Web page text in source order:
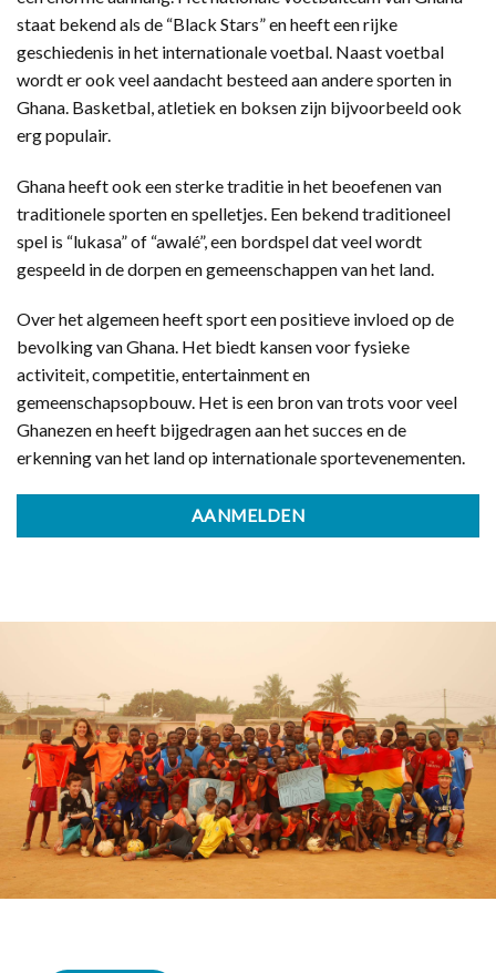
staat bekend als de “Black Stars” en heeft een rijke
geschiedenis in het internationale voetbal. Naast voetbal
wordt er ook veel aandacht besteed aan andere sporten in
Ghana. Basketbal, atletiek en boksen zijn bijvoorbeeld ook
erg populair.
Ghana heeft ook een sterke traditie in het beoefenen van
traditionele sporten en spelletjes. Een bekend traditioneel
spel is “lukasa” of “awalé”, een bordspel dat veel wordt
gespeeld in de dorpen en gemeenschappen van het land.
Over het algemeen heeft sport een positieve invloed op de
bevolking van Ghana. Het biedt kansen voor fysieke
activiteit, competitie, entertainment en
gemeenschapsopbouw. Het is een bron van trots voor veel
Ghanezen en heeft bijgedragen aan het succes en de
erkenning van het land op internationale sportevenementen.
AANMELDEN